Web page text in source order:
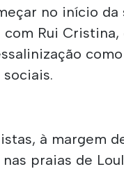
no início
Rui Cristina,
à margem
praias de